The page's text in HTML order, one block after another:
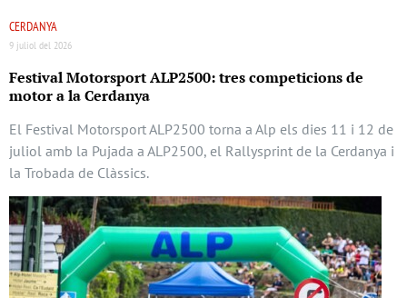
CERDANYA
9 juliol del 2026
Festival Motorsport ALP2500: tres competicions de
motor a la Cerdanya
El Festival Motorsport ALP2500 torna a Alp els dies 11 i 12 de
juliol amb la Pujada a ALP2500, el Rallysprint de la Cerdanya i
la Trobada de Clàssics.